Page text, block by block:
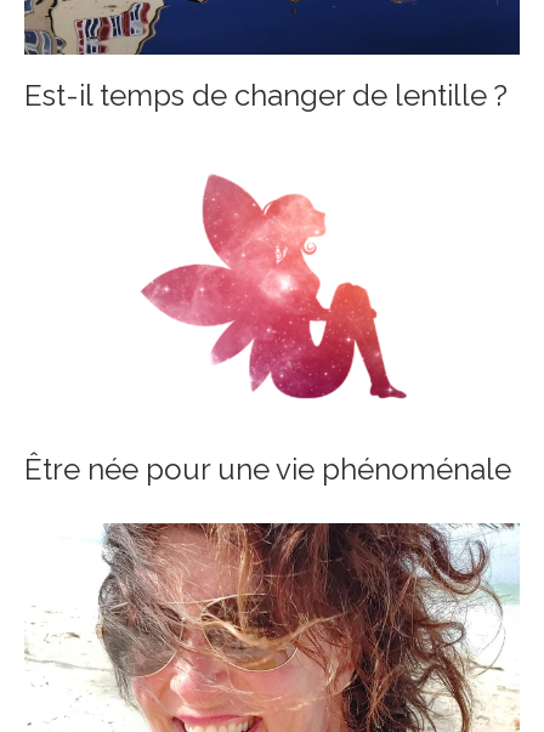
Est-il temps de changer de lentille ?
Être née pour une vie phénoménale